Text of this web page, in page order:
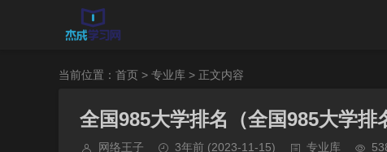
当前位置： 首页 > 专业库 > 正文内容
全国985大学排名（全国985大学排
网络王子 3年前 (2023-11-15) 专业库